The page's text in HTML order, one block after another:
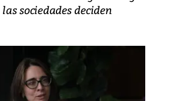
sociedades deciden